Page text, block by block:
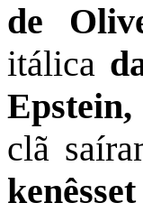
de
itálica
clã